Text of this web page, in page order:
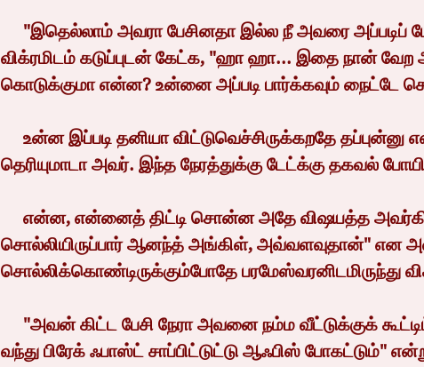
விக்ரமிடம் கடுப்புடன் கேட்க, "ஹா ஹா... இதை நான் வேற
கொடுக்குமா என்ன? உன்னை அப்படி பார்க்கவும் நைட்டே
தெரியுமாடா அவர். இந்த நேரத்துக்கு டேட்க்கு தகவல்
சொல்லியிருப்பார் ஆனந்த் அங்கிள், அவ்வளவுதான்" என
சொல்லிக்கொண்டிருக்கும்போதே பரமேஸ்வரனிடமிருந்து
வந்து பிரேக் ஃபாஸ்ட் சாப்பிட்டுட்டு ஆஃபிஸ் போகட்டும்"